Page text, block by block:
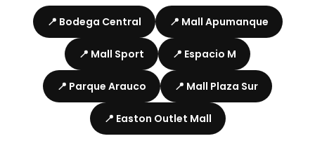
📍 Bodega Central 📍 Mall Apumanque
📍 Mall Sport 📍 Espacio M
📍 Parque Arauco 📍 Mall Plaza Sur
📍 Easton Outlet Mall